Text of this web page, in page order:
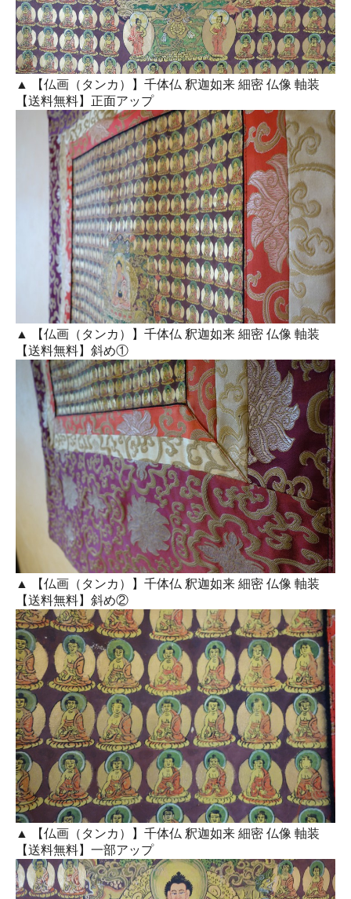
▲ 【仏画（タンカ）】千体仏 釈迦如来 細密 仏像 軸装
【送料無料】正面アップ
▲ 【仏画（タンカ）】千体仏 釈迦如来 細密 仏像 軸装
【送料無料】斜め①
▲ 【仏画（タンカ）】千体仏 釈迦如来 細密 仏像 軸装
【送料無料】斜め②
▲ 【仏画（タンカ）】千体仏 釈迦如来 細密 仏像 軸装
【送料無料】一部アップ